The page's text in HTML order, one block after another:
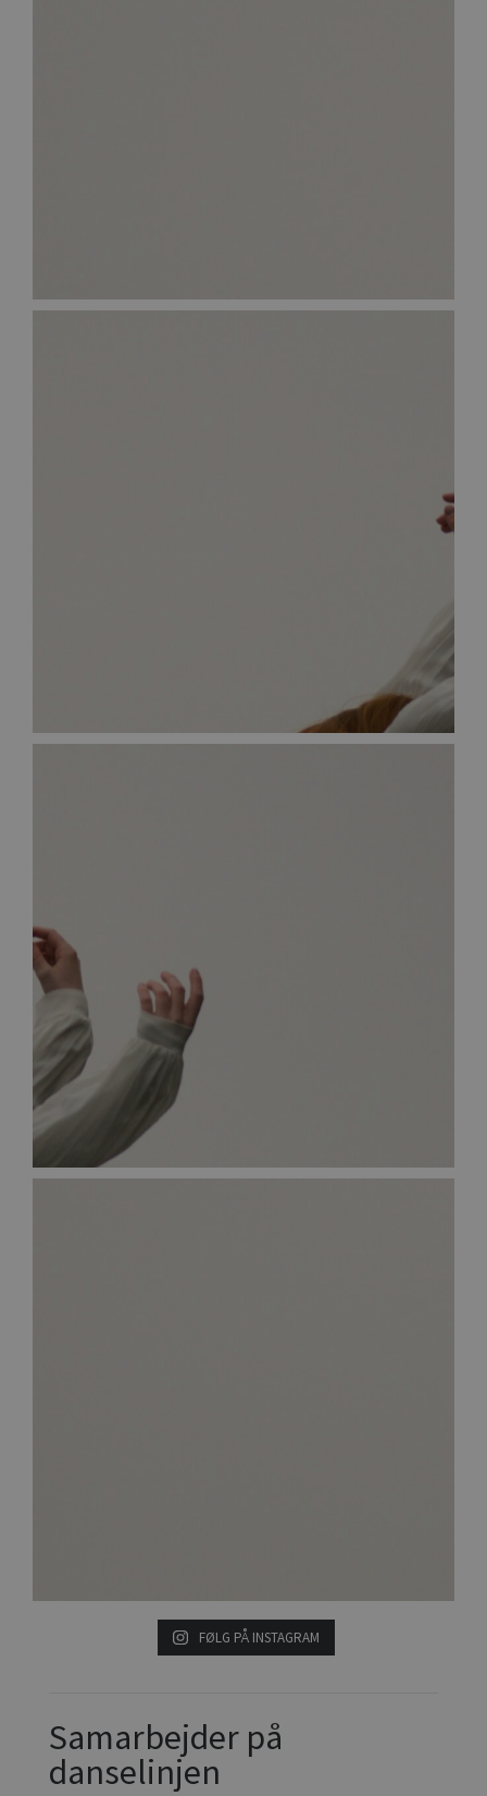
FØLG PÅ INSTAGRAM
Samarbejder på
danselinjen